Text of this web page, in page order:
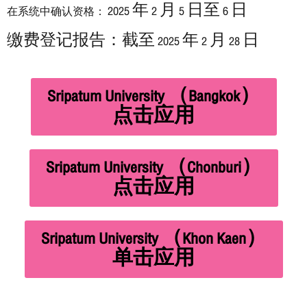
在系统中确认资格： 2025 年 2 月 5 日至 6 日
缴费登记报告：截至 2025 年 2 月 28 日
Sripatum University （Bangkok）
点击应用
Sripatum University （Chonburi）
点击应用
Sripatum University （Khon Kaen）
单击应用